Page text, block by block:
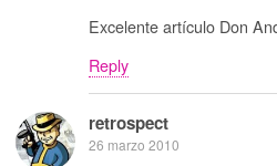
Excelente artículo Don
Reply
retrospect
26 marzo 2010